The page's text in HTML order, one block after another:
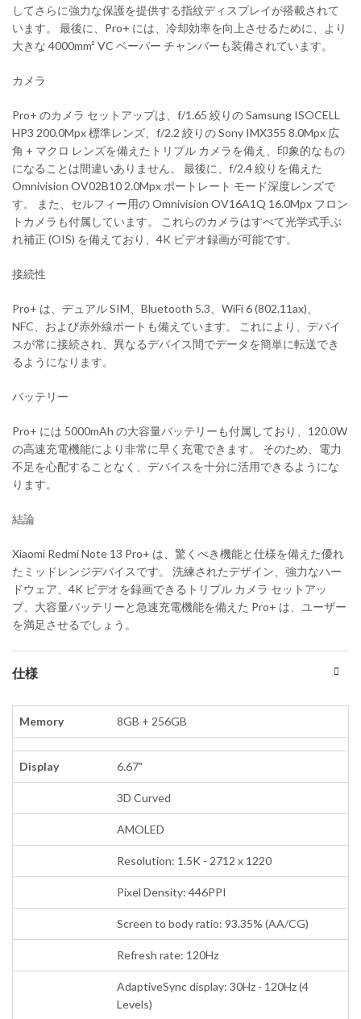
してさらに強力な保護を提供する指紋ディスプレイが搭載されて
います。 最後に、Pro+ には、冷却効率を向上させるために、より
大きな 4000mm² VC ベーパー チャンバーも装備されています。
カメラ
Pro+ のカメラ セットアップは、f/1.65 絞りの Samsung ISOCELL
HP3 200.0Mpx 標準レンズ、f/2.2 絞りの Sony IMX355 8.0Mpx 広
角 + マクロ レンズを備えたトリプル カメラを備え、印象的なもの
になることは間違いありません。 最後に、f/2.4 絞りを備えた
Omnivision OV02B10 2.0Mpx ポートレート モード深度レンズで
す。 また、セルフィー用の Omnivision OV16A1Q 16.0Mpx フロン
トカメラも付属しています。 これらのカメラはすべて光学式手ぶ
れ補正 (OIS) を備えており、4K ビデオ録画が可能です。
接続性
Pro+ は、デュアル SIM、Bluetooth 5.3、WiFi 6 (802.11ax)、
NFC、および赤外線ポートも備えています。 これにより、デバイ
スが常に接続され、異なるデバイス間でデータを簡単に転送でき
るようになります。
バッテリー
Pro+ には 5000mAh の大容量バッテリーも付属しており、120.0W
の高速充電機能により非常に早く充電できます。 そのため、電力
不足を心配することなく、デバイスを十分に活用できるようにな
ります。
結論
Xiaomi Redmi Note 13 Pro+ は、驚くべき機能と仕様を備えた優れ
たミッドレンジデバイスです。 洗練されたデザイン、強力なハー
ドウェア、4K ビデオを録画できるトリプル カメラ セットアッ
プ、大容量バッテリーと急速充電機能を備えた Pro+ は、ユーザー
を満足させるでしょう。
仕様
Memory 8GB + 256GB
Display 6.67"
3D Curved
AMOLED
Resolution: 1.5K - 2712 x 1220
Pixel Density: 446PPI
Screen to body ratio: 93.35% (AA/CG)
Refresh rate: 120Hz
AdaptiveSync display: 30Hz - 120Hz (4
Levels)